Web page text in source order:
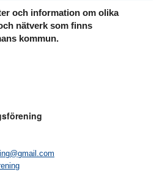
och information om olika
nätverk som finns
kommun.